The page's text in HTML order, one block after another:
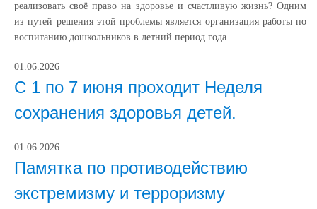
реализовать своё право на здоровье и счастливую жизнь? Одним
из путей решения этой проблемы является организация работы по
воспитанию дошкольников в летний период года.
01.06.2026
С 1 по 7 июня проходит Неделя
сохранения здоровья детей.
01.06.2026
Памятка по противодействию
экстремизму и терроризму